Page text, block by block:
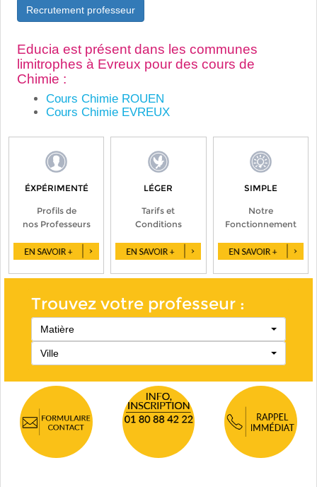
Recrutement professeur
Educia est présent dans les communes
limitrophes à Evreux pour des cours de
Chimie :
Cours Chimie ROUEN
Cours Chimie EVREUX
ÉXPÉRIMENTÉ
Profils de
nos Professeurs
LÉGER
Tarifs et
Conditions
SIMPLE
Notre
Fonctionnement
Trouvez votre professeur :
Matière
Ville